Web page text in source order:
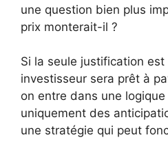
une question bien plus
prix monterait-il ?
Si la seule justification est
investisseur sera prêt à
on entre dans une
uniquement des
une stratégie qui peut